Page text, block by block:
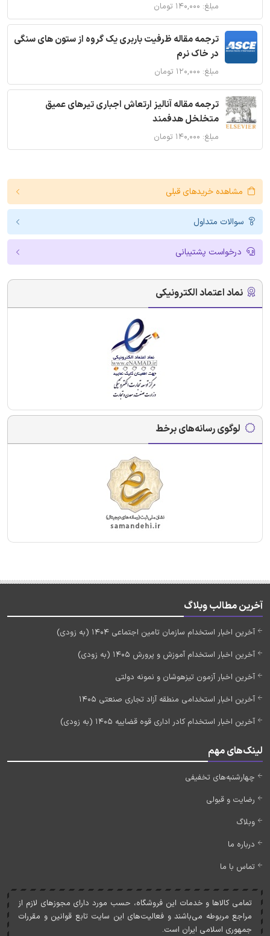
مبلغ: ۱۴۰,۰۰۰ تومان
ترجمه مقاله ظرفیت باربری یک گروه از ستون های سنگی
در خاک نرم
مبلغ: ۱۲۰,۰۰۰ تومان
ترجمه مقاله آنالیز ارتعاش اجباری تیرهای عمیق
متخلخل هدفمند
مبلغ: ۱۴۰,۰۰۰ تومان
مشاهده خریدهای قبلی
سوالات متداول
درخواست پشتیبانی
نماد اعتماد الکترونیکی
لوگوی رسانه‌های برخط
آخرین مطالب وبلاگ
آخرین اخبار استخدام سازمان تامین اجتماعی 1404 (به زودی)
آخرین اخبار استخدام آموزش و پرورش 1405 (به زودی)
آخرین اخبار آزمون تیزهوشان و نمونه دولتی
آخرین اخبار استخدامی منطقه آزاد تجاری صنعتی 1405
آخرین اخبار استخدام کادر اداری قوه قضاییه 1405 (به زودی)
لینک‌های مهم
چهارشنبه‌های تخفیفی
رضایت و قبولی
وبلاگ
درباره ما
تماس با ما
تمامی کالاها و خدمات اين فروشگاه، حسب مورد دارای مجوزهای لازم از
مراجع مربوطه می‌باشند و فعاليت‌های اين سايت تابع قوانين و مقررات
جمهوری اسلامی ايران است.